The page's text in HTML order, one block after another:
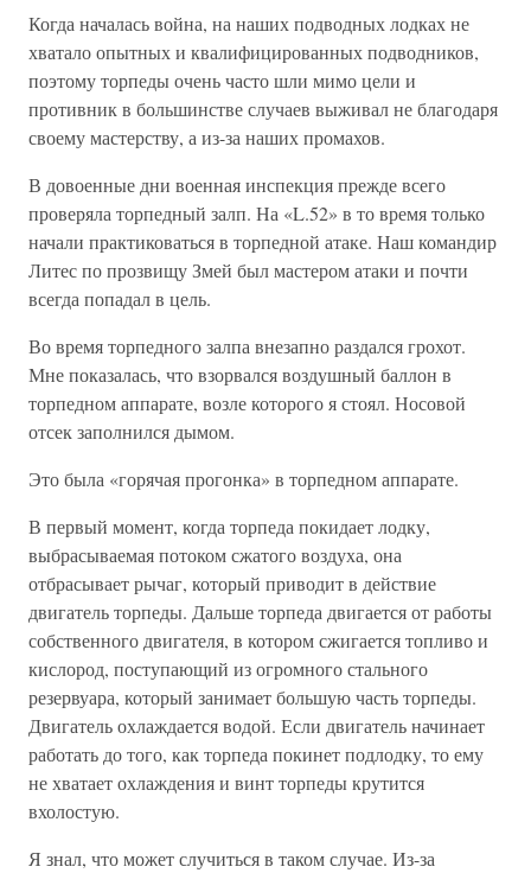
Когда началась война, на наших подводных лодках не
хватало опытных и квалифицированных подводников,
поэтому торпеды очень часто шли мимо цели и
противник в большинстве случаев выживал не благодаря
своему мастерству, а из-за наших промахов.
В довоенные дни военная инспекция прежде всего
проверяла торпедный залп. На «L.52» в то время только
начали практиковаться в торпедной атаке. Наш командир
Литес по прозвищу Змей был мастером атаки и почти
всегда попадал в цель.
Во время торпедного залпа внезапно раздался грохот.
Мне показалась, что взорвался воздушный баллон в
торпедном аппарате, возле которого я стоял. Носовой
отсек заполнился дымом.
Это была «горячая прогонка» в торпедном аппарате.
В первый момент, когда торпеда покидает лодку,
выбрасываемая потоком сжатого воздуха, она
отбрасывает рычаг, который приводит в действие
двигатель торпеды. Дальше торпеда двигается от работы
собственного двигателя, в котором сжигается топливо и
кислород, поступающий из огромного стального
резервуара, который занимает большую часть торпеды.
Двигатель охлаждается водой. Если двигатель начинает
работать до того, как торпеда покинет подлодку, то ему
не хватает охлаждения и винт торпеды крутится
вхолостую.
Я знал, что может случиться в таком случае. Из-за